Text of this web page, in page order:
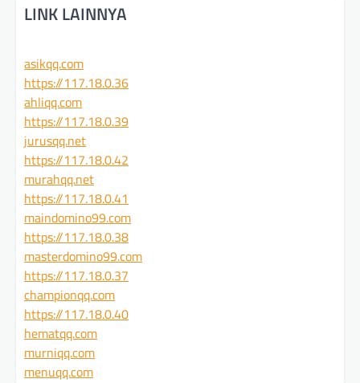
LINK LAINNYA
asikqq.com
https://117.18.0.36
ahliqq.com
https://117.18.0.39
jurusqq.net
https://117.18.0.42
murahqq.net
https://117.18.0.41
maindomino99.com
https://117.18.0.38
masterdomino99.com
https://117.18.0.37
championqq.com
https://117.18.0.40
hematqq.com
murniqq.com
menuqq.com